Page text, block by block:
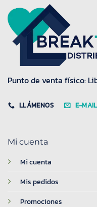
Punto de venta físico:
LLÁMENOS E-MAIL
Mi cuenta
Mi cuenta
Mis pedidos
Promociones